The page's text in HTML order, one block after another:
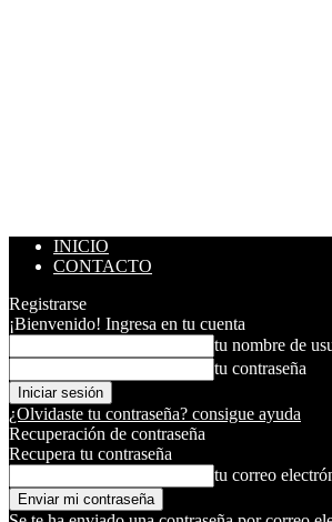
INICIO
CONTACTO
Registrarse
¡Bienvenido! Ingresa en tu cuenta
tu nombre de
tu contraseña
¿Olvidaste tu contraseña? consigue ayuda
Recuperación de contraseña
Recupera tu contraseña
tu correo